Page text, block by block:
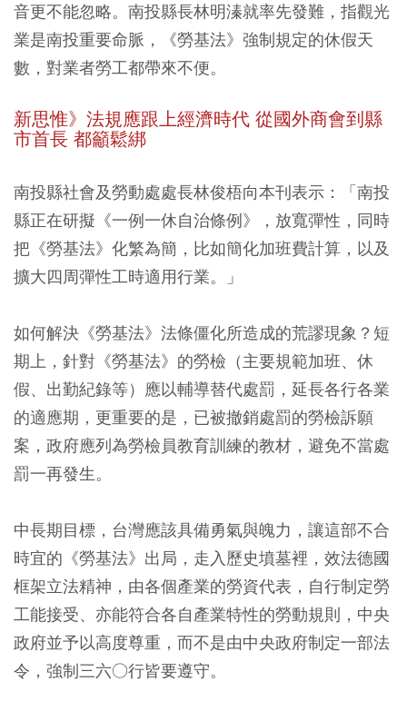
音更不能忽略。南投縣長林明溱就率先發難，指觀光
業是南投重要命脈，《勞基法》強制規定的休假天
數，對業者勞工都帶來不便。
新思惟》法規應跟上經濟時代 從國外商會到縣
市首長 都籲鬆綁
南投縣社會及勞動處處長林俊梧向本刊表示：「南投
縣正在研擬《一例一休自治條例》，放寬彈性，同時
把《勞基法》化繁為簡，比如簡化加班費計算，以及
擴大四周彈性工時適用行業。」
如何解決《勞基法》法條僵化所造成的荒謬現象？短
期上，針對《勞基法》的勞檢（主要規範加班、休
假、出勤紀錄等）應以輔導替代處罰，延長各行各業
的適應期，更重要的是，已被撤銷處罰的勞檢訴願
案，政府應列為勞檢員教育訓練的教材，避免不當處
罰一再發生。
中長期目標，台灣應該具備勇氣與魄力，讓這部不合
時宜的《勞基法》出局，走入歷史墳墓裡，效法德國
框架立法精神，由各個產業的勞資代表，自行制定勞
工能接受、亦能符合各自產業特性的勞動規則，中央
政府並予以高度尊重，而不是由中央政府制定一部法
令，強制三六○行皆要遵守。